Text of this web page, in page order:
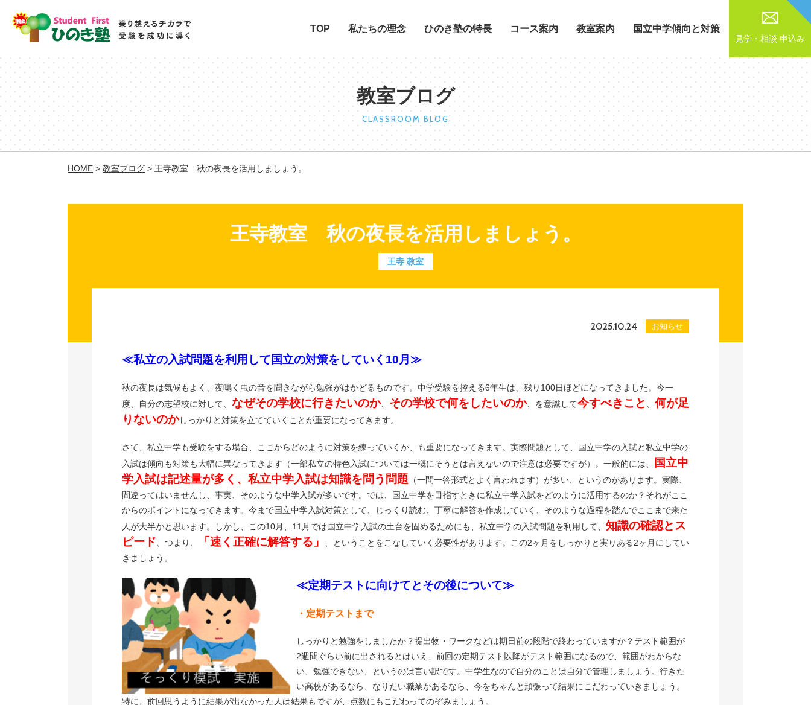
TOP 私たちの理念 ひのき塾の特長 コース案内 教室案内 国立中学傾向と対策
見学・相談 申込み
教室ブログ
CLASSROOM BLOG
HOME > 教室ブログ > 王寺教室 秋の夜長を活用しましょう。
王寺教室 秋の夜長を活用しましょう。
王寺 教室
2025.10.24 お知らせ
≪私立の入試問題を利用して国立の対策をしていく10月≫
秋の夜長は気候もよく、夜鳴く虫の音を聞きながら勉強がはかどるものです。中学受験を控える6年生は、残り100日ほどになってきました。今一
度、自分の志望校に対して、 なぜその学校に行きたいのか、 その学校で何をしたいのか、を意識して今すべきこと
何が足
りないのかしっかりと対策を立てていくことが重要になってきます。
さて、私立中学も受験をする場合、ここからどのように対策を練っていくか、も重要になってきます。実際問題として、国立中学の入試と私立中学の
入試は傾向も対策も大幅に異なってきます（一部私立の特色入試については一概にそうとは言えないので注意は必要ですが）。一般的には、
国立中
学入試は記述量が多く、私立中学入試は知識を問う問題 （一問一答形式とよく言われます）が多い、というのがあります。実際、
間違ってはいませんし、事実、そのような中学入試が多いです。では、国立中学を目指すときに私立中学入試をどのように活用するのか？それがここ
からのポイントになってきます。今まで国立中学入試対策として、じっくり読む、丁寧に解答を作成していく、そのような過程を踏んでここまで来た
人が大半かと思います。しかし、この10月、11月では国立中学入試の土台を固めるためにも、私立中学の入試問題を利用して、 知識の確認とス
ピード 、つまり、 「速く正確に解答する」
、ということをこなしていく必要性があります。この2ヶ月をしっかりと実りある2ヶ月にしてい
きましょう。
≪定期テストに向けてとその後について≫
・定期テストまで
しっかりと勉強をしましたか？提出物・ワークなどは期日前の段階で終わっていますか？テスト範囲が
2週間ぐらい前に出されるとはいえ、前回の定期テスト以降がテスト範囲になるので、範囲がわからな
い、勉強できない、というのは言い訳です。中学生なので自分のことは自分で管理しましょう。行きた
い高校があるなら、なりたい職業があるなら、今をちゃんと頑張って結果にこだわっていきましょう。
特に、前回思うように結果が出なかった人は結果もですが、点数にもこだわってのぞみましょう。
メールでのお問い合わせ